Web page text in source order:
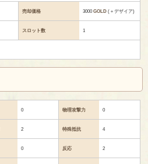
売却価格 3000GOLD (＋デザイア)
スロット数 1
0 物理攻撃力 0
2 特殊抵抗 4
0 反応 2